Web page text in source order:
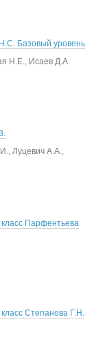
Базовый уровень
Н.Е., Исаев Д.А.
Луцевич А.А.,
класс Парфентьева
Степанова Г.Н.